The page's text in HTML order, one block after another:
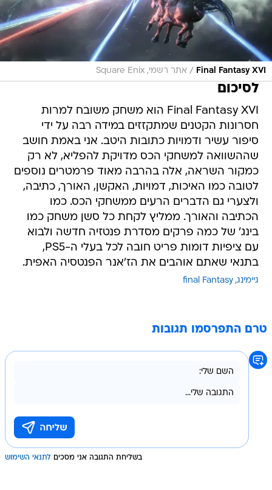
Final Fantasy XVI
/ אתר רשמי, Square Enix
לסיכום
Final Fantasy XVI הוא משחק משובח למרות
חסרונות הקטנים שמתקזזים במידה רבה על ידי
סיפור עשיר ודמויות כתובות היטב. אני באמת חושב
שההשוואה למשחקי הכס מדויקת להפליא, לא רק
כמקור השראה, אלה בהרבה מאוד פרמטרים נוספים
לטובה כמו האיכות, דמויות, האקשן, האורך, כתיבה,
ולצערי גם הדברים הרעים ממשחקי הכס. כמו
הכתיבה והאורך. ממליץ לקחת כל סשן משחק כמו
בינג' של כמה פרקים מסדרת פנטזיה חדשה ולבוא
עם ציפיות דומות פריט חובה לכל בעלי ה-PS5,
בתנאי שאתם אוהבים את הז'אנר הפנטסיה האפית.
גיימינג final Fantasy
טרם התפרסמו תגובות
בשליחת התגובה אני מסכים לתנאי השימוש